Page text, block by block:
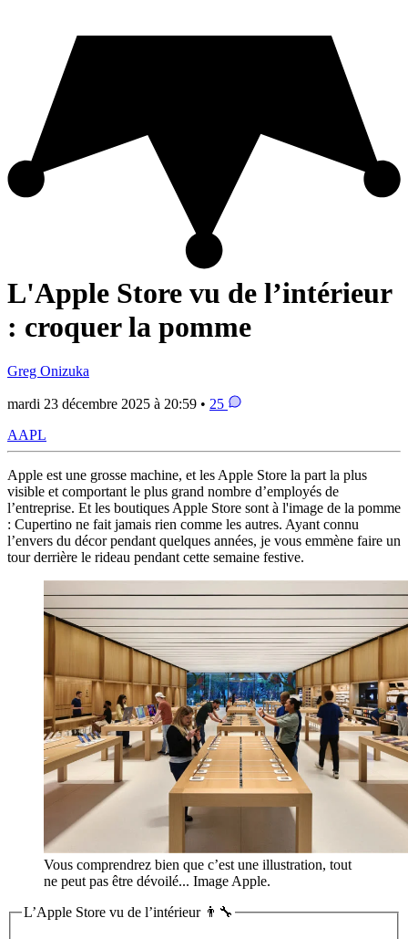
L'Apple Store vu de l’intérieur
: croquer la pomme
Greg Onizuka
mardi 23 décembre 2025 à 20:59 • 25
AAPL
Apple est une grosse machine, et les Apple Store la part la plus
visible et comportant le plus grand nombre d’employés de
l’entreprise. Et les boutiques Apple Store sont à l'image de la pomme
: Cupertino ne fait jamais rien comme les autres. Ayant connu
l’envers du décor pendant quelques années, je vous emmène faire un
tour derrière le rideau pendant cette semaine festive.
Vous comprendrez bien que c’est une illustration, tout
ne peut pas être dévoilé... Image Apple.
L’Apple Store vu de l’intérieur 👨‍🔧